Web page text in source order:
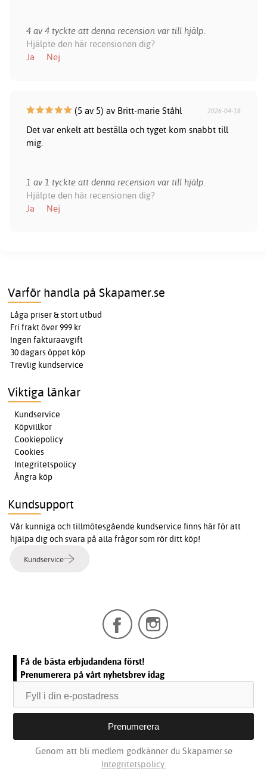
4 av 4 tyckte att denna recension var till hjälp.
Hjälpte den här recensionen dig?
Ja
Nej
(5 av 5) av Britt-marie Ståhl 2026-04-18
Det var enkelt att beställa och tyget kom snabbt till
mig.
1 av 1 tyckte att denna recension var till hjälp.
Hjälpte den här recensionen dig?
Ja
Nej
Varför handla på Skapamer.se
Låga priser & stort utbud
Fri frakt över 999 kr
Ingen fakturaavgift
30 dagars öppet köp
Trevlig kundservice
Viktiga länkar
Kundservice
Köpvillkor
Cookiepolicy
Cookies
Integritetspolicy
Ångra köp
Kundsupport
Vår kunniga och tillmötesgående kundservice finns här för att
hjälpa dig och svara på alla frågor som rör ditt köp!
Kundservice
Få de bästa erbjudandena först!
Prenumerera på vårt nyhetsbrev idag
Genom att bli medlem godkänner du Skapamer.se
Integritetspolicy.